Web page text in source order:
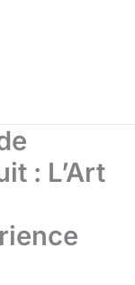
: L’Art